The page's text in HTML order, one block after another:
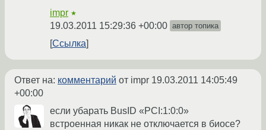
impr ★
19.03.2011 15:29:36 +00:00 автор топика
Ссылка
Ответ на: комментарий от impr 19.03.2011 14:05:49
+00:00
если убарать BusID «PCI:1:0:0»
встроенная никак не отключается в биосе?